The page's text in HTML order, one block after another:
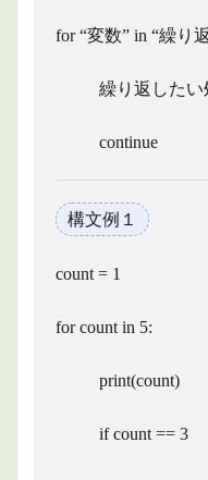
for “変数” in “繰り
繰り返したい
continue
構文例１
count = 1
for count in 5:
print(count)
if count == 3